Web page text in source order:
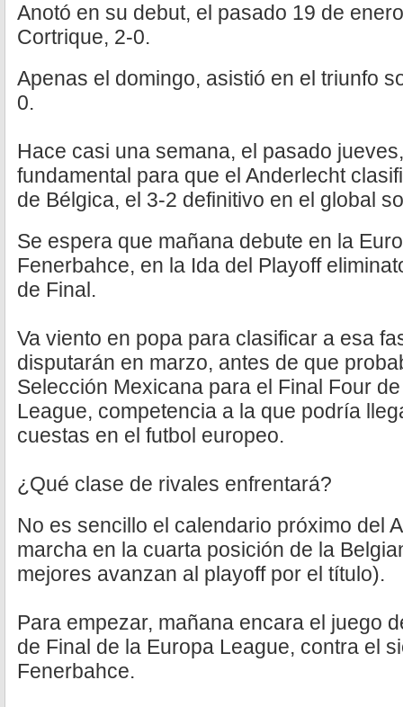
Anotó en su debut, el pasado 19 de
Cortrique, 2-0.
Apenas el domingo, asistió en el triunfo
0.
Hace casi una semana, el pasado
fundamental para que el Anderlecht
de Bélgica, el 3-2 definitivo en el global
Se espera que mañana debute en la
Fenerbahce, en la Ida del Playoff
de Final.
Va viento en popa para clasificar a esa
disputarán en marzo, antes de que
Selección Mexicana para el Final Four
League, competencia a la que podría
cuestas en el futbol europeo.
¿Qué clase de rivales enfrentará?
No es sencillo el calendario próximo del
marcha en la cuarta posición de la
mejores avanzan al playoff por el título).
Para empezar, mañana encara el juego
de Final de la Europa League, contra el
Fenerbahce.